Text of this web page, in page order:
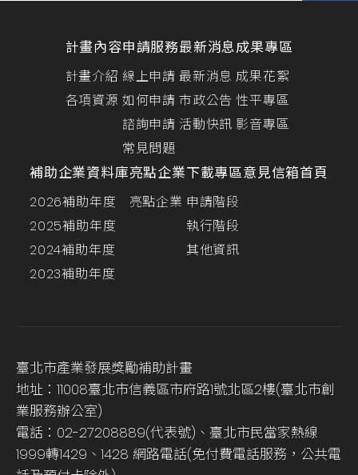
計畫內容
計畫介紹
各項資源
申請服務
線上申請
如何申請
諮詢申請
常見問題
最新消息
最新消息
市政公告
活動快訊
成果專區
成果花絮
性平專區
影音專區
補助企業資料庫
2026補助年度
2025補助年度
2024補助年度
2023補助年度
亮點企業
亮點企業
下載專區
申請階段
執行階段
其他資訊
意見信箱首頁
臺北市產業發展獎勵補助計畫
地址：11008臺北市信義區市府路1號北區2樓(臺北市創
業服務辦公室)
電話：02-27208889(代表號)、臺北市民當家熱線
1999轉1429、1428 網路電話(免付費電話服務，公共電